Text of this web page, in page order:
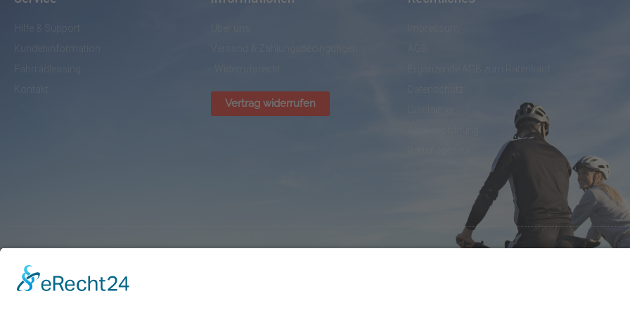
Hilfe & Support
Vertrag widerrufen